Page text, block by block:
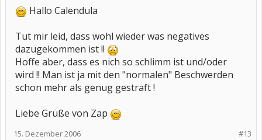
Hallo Calendula
Tut mir leid, dass wohl wieder was negatives
dazugekommen ist !!
Hoffe aber, dass es nich so schlimm ist und/oder
wird !! Man ist ja mit den "normalen" Beschwerden
schon mehr als genug gestraft !
Liebe Grüße von Zap
#13
15. Dezember 2006